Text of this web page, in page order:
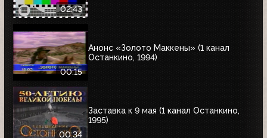
02:43
00:15
Анонс «Золото Маккены» (1 канал
Останкино, 1994)
00:34
Заставка к 9 мая (1 канал Останкино,
1995)